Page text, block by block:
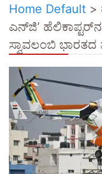
Home Default >
ಎನ್‌ಜಿ’
ಸ್ವಾವಲಂಬಿ ಭಾರತದ